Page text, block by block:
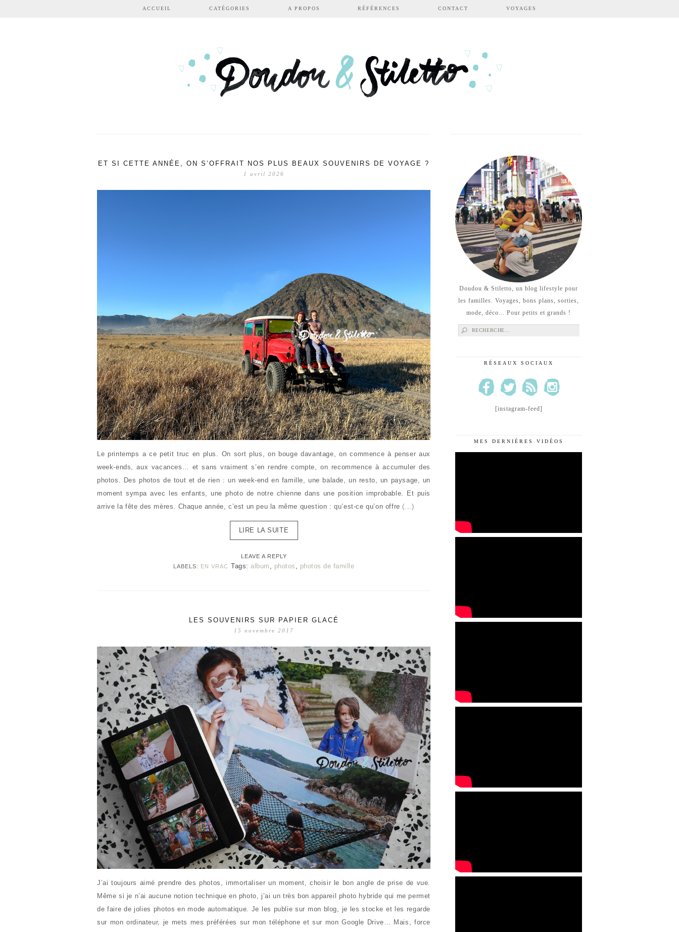
Aller au contenu principal
ACCUEIL CATÉGORIES A PROPOS RÉFÉRENCES CONTACT VOYAGES
ET SI CETTE ANNÉE, ON S’OFFRAIT NOS PLUS BEAUX SOUVENIRS DE VOYAGE ?
1 avril 2026
Le printemps a ce petit truc en plus. On sort plus, on bouge davantage, on commence à penser aux
week-ends, aux vacances… et sans vraiment s’en rendre compte, on recommence à accumuler des
photos. Des photos de tout et de rien : un week-end en famille, une balade, un resto, un paysage, un
moment sympa avec les enfants, une photo de notre chienne dans une position improbable. Et puis
arrive la fête des mères. Chaque année, c’est un peu la même question : qu’est-ce qu’on offre (...)
LIRE LA SUITE
LEAVE A REPLY
LABELS: EN VRAC Tags: album , photos , photos de famille
LES SOUVENIRS SUR PAPIER GLACÉ
15 novembre 2017
J’ai toujours aimé prendre des photos, immortaliser un moment, choisir le bon angle de prise de vue.
Même si je n’ai aucune notion technique en photo, j’ai un très bon appareil photo hybride qui me permet
de faire de jolies photos en mode automatique. Je les publie sur mon blog, je les stocke et les regarde
sur mon ordinateur, je mets mes préférées sur mon téléphone et sur mon Google Drive… Mais, force
Doudou & Stiletto, un blog lifestyle pour
les familles. Voyages, bons plans, sorties,
mode, déco... Pour petits et grands !
Rechercher :
RÉSEAUX SOCIAUX
[instagram-feed]
MES DERNIÈRES VIDÉOS